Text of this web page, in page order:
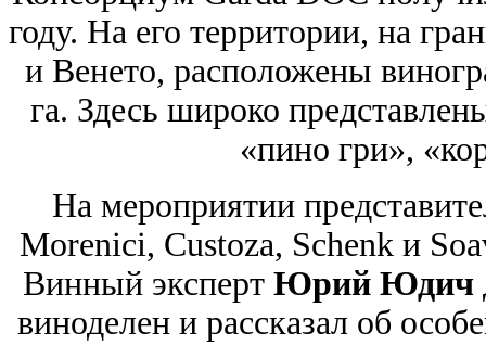
году. На его территории, на
и Венето, расположены
га. Здесь широко
«пино гри»,
На мероприятии
Morenici, Custoza, Schenk и
Винный эксперт Юрий Юдич
виноделен и рассказал об